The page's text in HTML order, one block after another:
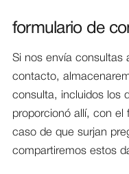
formulario de
Si nos envía consultas
contacto,
consulta, incluidos los
proporcionó allí, con el
caso de que surjan
compartiremos estos